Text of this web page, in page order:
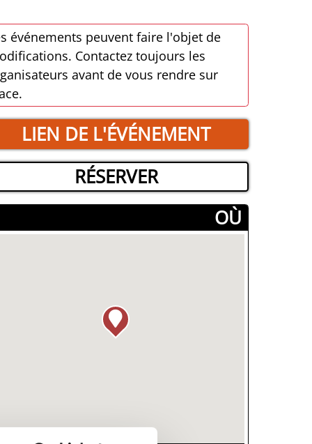
événements peuvent faire l'objet de
Contactez toujours les
avant de vous rendre sur
LIEN DE L'ÉVÉNEMENT
RÉSERVER
­OÙ